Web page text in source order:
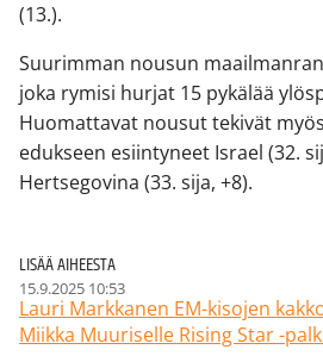
(13.).
Suurimman nousun
joka rymisi hurjat 15 pykälää
Huomattavat nousut tekivät
edukseen esiintyneet Israel (32.
Hertsegovina (33. sija, +8).
LISÄÄ AIHEESTA
15.9.2025 10:53
Lauri Markkanen EM-kisojen
Miikka Muuriselle Rising Star -